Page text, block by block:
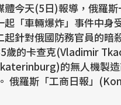
體今天(5日)報導，俄羅
起「車輛爆炸」事件中身
針對俄國防務官員的暗殺
歲的卡查克(Vladimir
的無人機製
報